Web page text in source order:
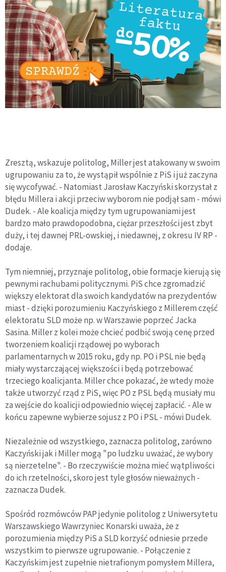
Zresztą, wskazuje politolog, Miller jest atakowany w swoim
ugrupowaniu za to, że wystąpił wspólnie z PiS i już zaczyna
się wycofywać. - Natomiast Jarosław Kaczyński skorzystał z
błędu Millera i akcji przeciw wyborom nie podjął sam - mówi
Dudek. - Ale koalicja między tym ugrupowaniami jest
bardzo mało prawdopodobna, ciężar przeszłości jest zbyt
duży, i tej dawnej PRL-owskiej, i niedawnej, z okresu IV RP -
dodaje.
Tym niemniej, przyznaje politolog, obie formacje kierują się
pewnymi rachubami politycznymi. PiS chce zgromadzić
większy elektorat dla swoich kandydatów na prezydentów
miast - dzięki porozumieniu Kaczyńskiego z Millerem część
elektoratu SLD może np. w Warszawie poprzeć Jacka
Sasina. Miller z kolei może chcieć podbić swoją cenę przed
tworzeniem koalicji rządowej po wyborach
parlamentarnych w 2015 roku, gdy np. PO i PSL nie będą
miały wystarczającej większości i będą potrzebować
trzeciego koalicjanta. Miller chce pokazać, że wtedy może
także utworzyć rząd z PiS, więc PO z PSL będą musiały mu
za wejście do koalicji odpowiednio więcej zapłacić. - Ale w
końcu zapewne wybierze sojusz z PO i PSL - mówi Dudek.
Niezależnie od wszystkiego, zaznacza politolog, zarówno
Kaczyński jak i Miller mogą "po ludzku uważać, że wybory
są nierzetelne". - Bo rzeczywiście można mieć wątpliwości
do ich rzetelności, skoro jest tyle głosów nieważnych -
zaznacza Dudek.
Spośród rozmówców PAP jedynie politolog z Uniwersytetu
Warszawskiego Wawrzyniec Konarski uważa, że z
porozumienia między PiS a SLD korzyść odniesie przede
wszystkim to pierwsze ugrupowanie. - Połączenie z
Kaczyńskim jest zupełnie nietrafionym pomysłem Millera,